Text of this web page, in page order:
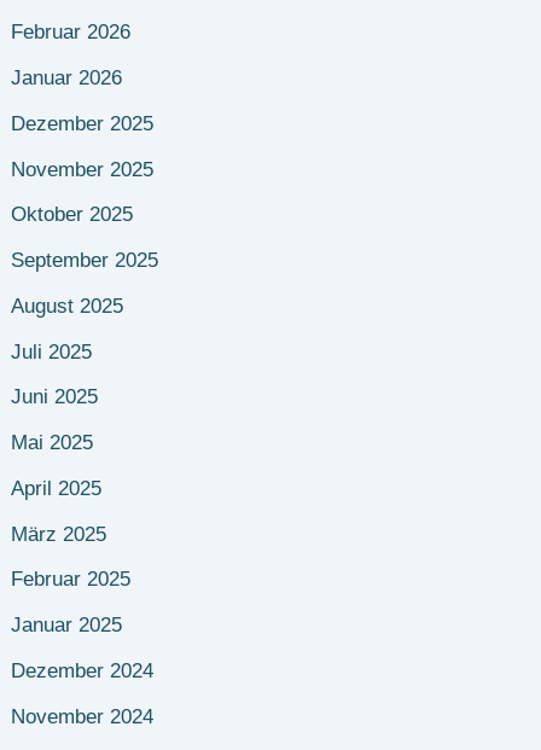
Februar 2026
Januar 2026
Dezember 2025
November 2025
Oktober 2025
September 2025
August 2025
Juli 2025
Juni 2025
Mai 2025
April 2025
März 2025
Februar 2025
Januar 2025
Dezember 2024
November 2024